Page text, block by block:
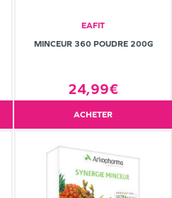
EAFIT
MINCEUR 360 POUDRE 200G
24,99€
ACHETER